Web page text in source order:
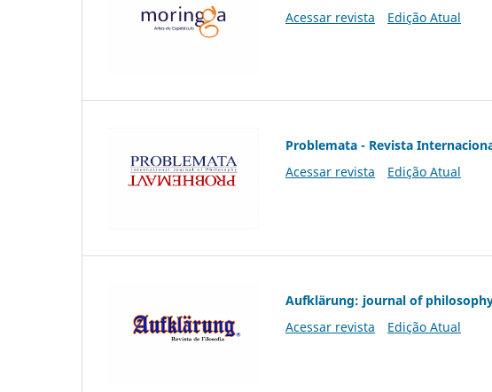
Acessar revista
Edição Atual
Problemata - Revista
Acessar revista
Edição Atual
Aufklärung: journal of
Acessar revista
Edição Atual